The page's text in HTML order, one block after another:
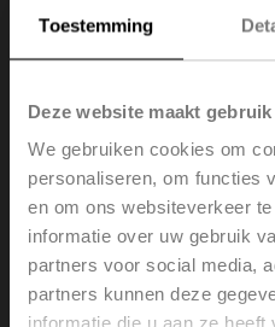
Toestemming
Deze website maakt
We gebruiken cookies om
personaliseren, om functies
en om ons websiteverkeer
informatie over uw gebruik
partners voor social media,
partners kunnen deze
informatie die u aan ze
Belimo Americas releases a
hydronic system in a 4-story
units on each floor. All
raiser have a manual
adjusting based on the
identifies and illustrates
balanced and how the
impact the entire system.